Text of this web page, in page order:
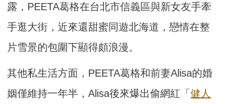
露，PEETA葛格在台北市信義區與新女友手牽
手逛大街，近來還甜蜜同遊北海道，戀情在整
片雪景的包圍下顯得頗浪漫。
其他私生活方面，PEETA葛格和前妻Alisa的婚
姻僅維持一年半，Alisa後來爆出偷網紅「健人